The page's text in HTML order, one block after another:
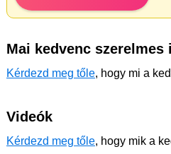
Mai kedvenc szerelmes
Kérdezd meg tőle, hogy mi a
Videók
Kérdezd meg tőle, hogy mik a